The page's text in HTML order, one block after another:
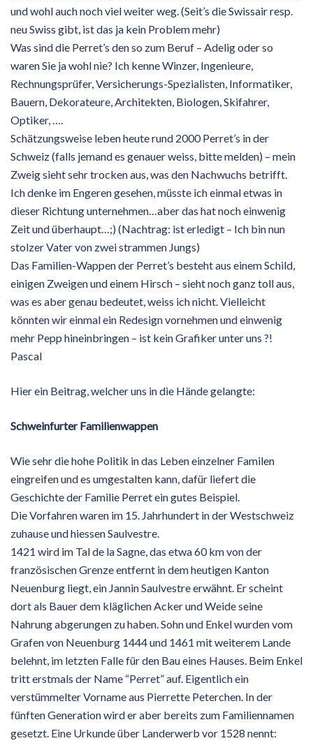
und wohl auch noch viel weiter weg. (Seit’s die Swissair resp.
neu Swiss gibt, ist das ja kein Problem mehr)
Was sind die Perret’s den so zum Beruf – Adelig oder so
waren Sie ja wohl nie? Ich kenne Winzer, Ingenieure,
Rechnungsprüfer, Versicherungs-Spezialisten, Informatiker,
Bauern, Dekorateure, Architekten, Biologen, Skifahrer,
Optiker, ….
Schätzungsweise leben heute rund 2000 Perret’s in der
Schweiz (falls jemand es genauer weiss, bitte melden) – mein
Zweig sieht sehr trocken aus, was den Nachwuchs betrifft.
Ich denke im Engeren gesehen, müsste ich einmal etwas in
dieser Richtung unternehmen…aber das hat noch einwenig
Zeit und überhaupt…;) (Nachtrag: ist erledigt – Ich bin nun
stolzer Vater von zwei strammen Jungs)
Das Familien-Wappen der Perret’s besteht aus einem Schild,
einigen Zweigen und einem Hirsch – sieht noch ganz toll aus,
was es aber genau bedeutet, weiss ich nicht. Vielleicht
könnten wir einmal ein Redesign vornehmen und einwenig
mehr Pepp hineinbringen – ist kein Grafiker unter uns ?!
Pascal
Hier ein Beitrag, welcher uns in die Hände gelangte:
Schweinfurter Familienwappen
Wie sehr die hohe Politik in das Leben einzelner Familen
eingreifen und es umgestalten kann, dafür liefert die
Geschichte der Familie Perret ein gutes Beispiel.
Die Vorfahren waren im 15. Jahrhundert in der Westschweiz
zuhause und hiessen Saulvestre.
1421 wird im Tal de la Sagne, das etwa 60 km von der
französischen Grenze entfernt in dem heutigen Kanton
Neuenburg liegt, ein Jannin Saulvestre erwähnt. Er scheint
dort als Bauer dem kläglichen Acker und Weide seine
Nahrung abgerungen zu haben. Sohn und Enkel wurden vom
Grafen von Neuenburg 1444 und 1461 mit weiterem Lande
belehnt, im letzten Falle für den Bau eines Hauses. Beim Enkel
tritt erstmals der Name “Perret” auf. Eigentlich ein
verstümmelter Vorname aus Pierrette Peterchen. In der
fünften Generation wird er aber bereits zum Familiennamen
gesetzt. Eine Urkunde über Landerwerb vor 1528 nennt: